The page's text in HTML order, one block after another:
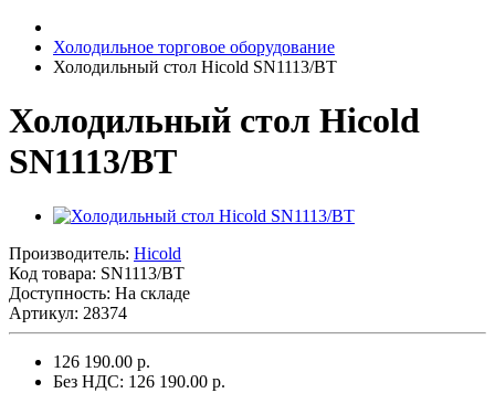
Холодильное торговое оборудование
Холодильный стол Hicold SN1113/BT
Холодильный стол Hicold
SN1113/BT
Производитель: Hicold
Код товара: SN1113/BT
Доступность: На складе
Артикул: 28374
126 190.00 р.
Без НДС: 126 190.00 р.